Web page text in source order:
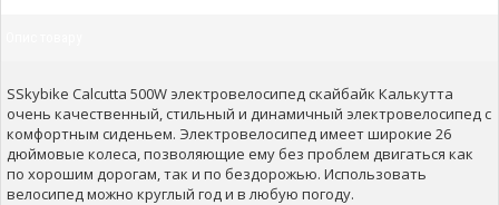
SSkybike Calcutta 500W электровелосипед скайбайк Калькутта
очень качественный, стильный и динамичный электровелосипед с
комфортным сиденьем. Электровелосипед имеет широкие 26
дюймовые колеса, позволяющие ему без проблем двигаться как
по хорошим дорогам, так и по бездорожью. Использовать
велосипед можно круглый год и в любую погоду.